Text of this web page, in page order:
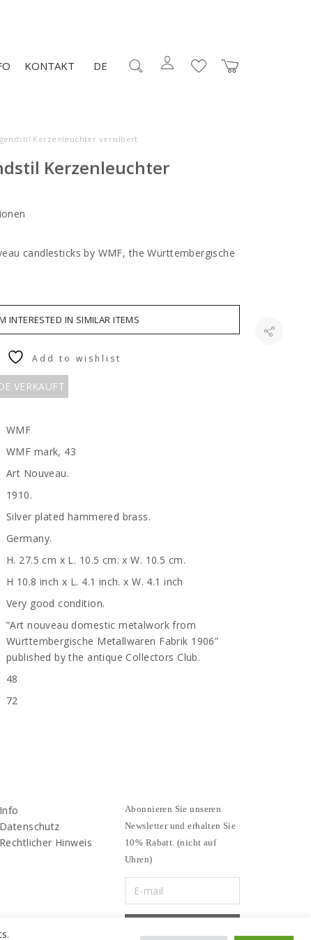
KONTAKT DE
Kerzenleuchter versilbert
Kerzenleuchter
candlesticks by WMF, the Württembergische
INTERESTED IN SIMILAR ITEMS
VERKAUFT
Add to wishlist
WMF
WMF mark, 43
Art Nouveau.
1910.
Silver plated hammered brass.
Germany.
H. 27.5 cm x L. 10.5 cm. x W. 10.5 cm.
H 10.8 inch x L. 4.1 inch. x W. 4.1 inch
Very good condition.
”Art nouveau domestic metalwork from
Württembergische Metallwaren Fabrik 1906”
published by the antique Collectors Club.
48
72
Info
Datenschutz
Rechtlicher Hinweis
Abonnieren Sie unseren
Newsletter und erhalten Sie
10% Rabatt. (nicht auf
Uhren)